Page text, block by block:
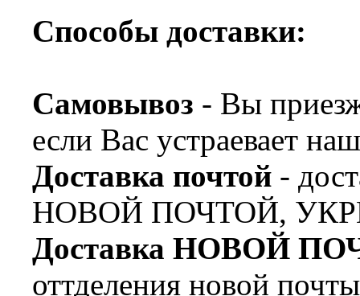
Способы доставки:
Самовывоз - Вы
если Вас устраевает
Доставка почтой -
НОВОЙ ПОЧТОЙ,
Доставка НОВОЙ
оттделения новой